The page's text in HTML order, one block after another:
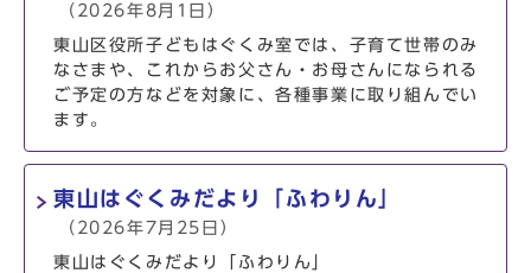
（2026年8月1日）
東山区役所子どもはぐくみ室では、子育て世帯のみ
なさまや、これからお父さん・お母さんになられる
ご予定の方などを対象に、各種事業に取り組んでい
ます。
東山はぐくみだより「ふわりん」
（2026年7月25日）
東山はぐくみだより「ふわりん」